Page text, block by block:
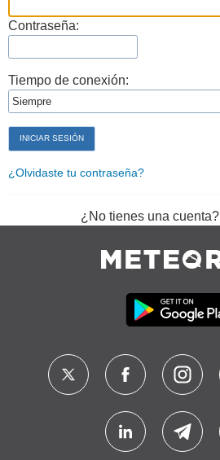
Contraseña:
Tiempo de conexión:
¿Olvidaste tu contraseña?
¿No tienes una cuenta?